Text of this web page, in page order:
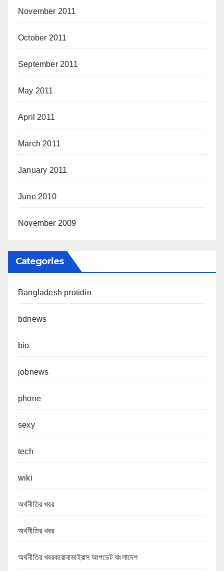
November 2011
October 2011
September 2011
May 2011
April 2011
March 2011
January 2011
June 2010
November 2009
Categories
Bangladesh protidin
bdnews
bio
jobnews
phone
sexy
tech
wiki
অর্থনীতির খবর
অর্থনীতির খবর
অর্থনীতির খবরকরোনাভাইরাস আপডেট বাংলাদেশ